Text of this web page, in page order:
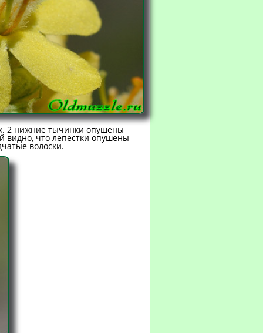
2 нижние тычинки опушены
видно, что лепестки опушены
волоски.